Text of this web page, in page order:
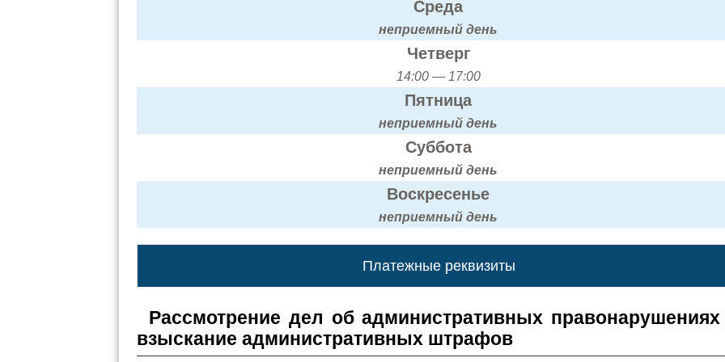
Среда
неприемный день
Четверг
14:00 — 17:00
Пятница
неприемный день
Суббота
неприемный день
Воскресенье
неприемный день
Платежные реквизиты
Рассмотрение дел об административных
взыскание административных штрафов